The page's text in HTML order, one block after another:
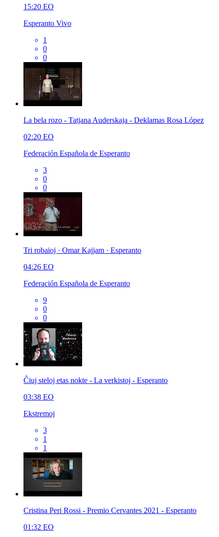
15:20 EO
Esperanto Vivo
1
0
0
La bela rozo - Tatjana Auderskaja - Deklamas Rosa López
02:20 EO
Federación Española de Esperanto
3
0
0
Tri robaioj · Omar Kajjam · Esperanto
04:26 EO
Federación Española de Esperanto
9
0
0
Ĉiuj steloj etas nokte - La verkistoj - Esperanto
03:38 EO
Ekstremoj
3
1
1
Cristina Peri Rossi - Premio Cervantes 2021 - Esperanto
01:32 EO